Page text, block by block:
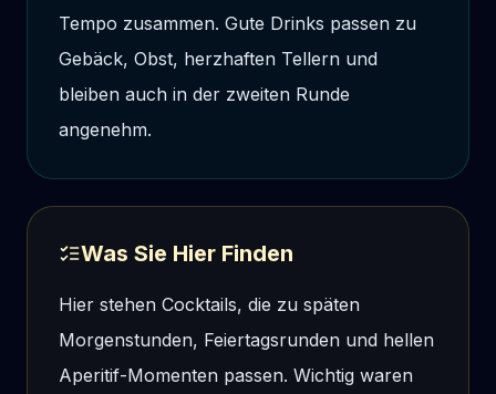
Tempo zusammen. Gute Drinks passen zu
Gebäck, Obst, herzhaften Tellern und
bleiben auch in der zweiten Runde
angenehm.
Was Sie Hier Finden
Hier stehen Cocktails, die zu späten
Morgenstunden, Feiertagsrunden und hellen
Aperitif-Momenten passen. Wichtig waren